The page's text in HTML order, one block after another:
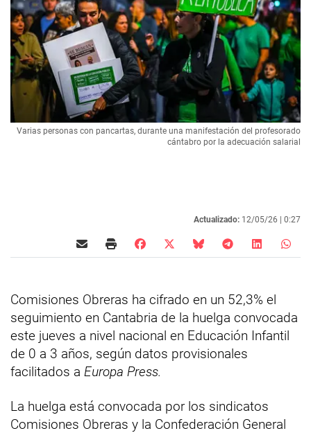
Varias personas con pancartas, durante una manifestación del profesorado
cántabro por la adecuación salarial
Actualizado: 12/05/26 | 0:27
Comisiones Obreras ha cifrado en un 52,3% el
seguimiento en Cantabria de la huelga convocada
este jueves a nivel nacional en Educación Infantil
de 0 a 3 años, según datos provisionales
facilitados a Europa Press.
La huelga está convocada por los sindicatos
Comisiones Obreras y la Confederación General